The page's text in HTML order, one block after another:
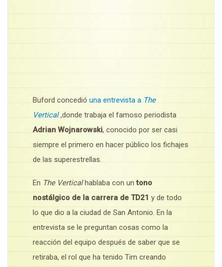
Buford concedió una entrevista a The
Vertical ,donde trabaja el famoso periodista
Adrian Wojnarowski, conocido por ser casi
siempre el primero en hacer público los fichajes
de las superestrellas.
En The Verticalhablaba con untono
nostálgico de la carrera de TD21 y de todo
lo que dio a la ciudad de San Antonio. En la
entrevista se le preguntan cosas como la
reacción del equipo después de saber que se
retiraba, el rol que ha tenido Tim creando